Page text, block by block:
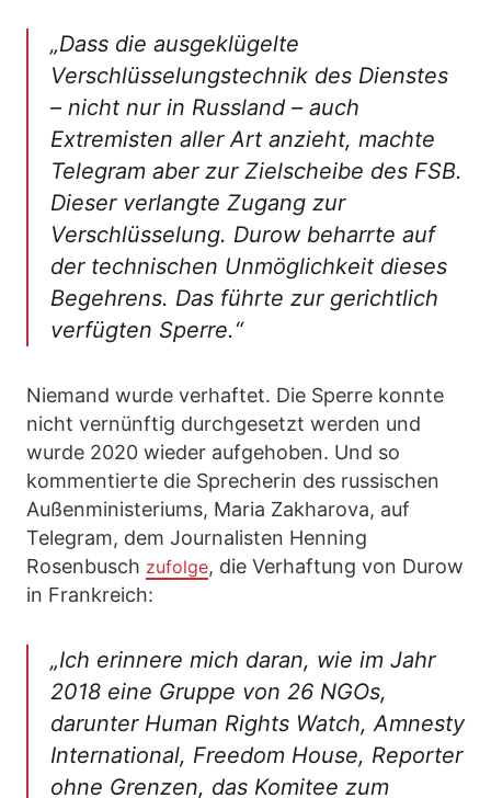
„Dass die ausgeklügelte
Verschlüsselungstechnik des Dienstes
– nicht nur in Russland – auch
Extremisten aller Art anzieht, machte
Telegram aber zur Zielscheibe des FSB.
Dieser verlangte Zugang zur
Verschlüsselung. Durow beharrte auf
der technischen Unmöglichkeit dieses
Begehrens. Das führte zur gerichtlich
verfügten Sperre.“
Niemand wurde verhaftet. Die Sperre konnte
nicht vernünftig durchgesetzt werden und
wurde 2020 wieder aufgehoben. Und so
kommentierte die Sprecherin des russischen
Außenministeriums, Maria Zakharova, auf
Telegram, dem Journalisten Henning
Rosenbusch zufolge, die Verhaftung von Durow
in Frankreich:
„Ich erinnere mich daran, wie im Jahr
2018 eine Gruppe von 26 NGOs,
darunter Human Rights Watch, Amnesty
International, Freedom House, Reporter
ohne Grenzen, das Komitee zum